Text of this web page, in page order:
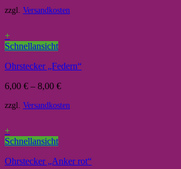
zzgl. Versandkosten
+
Schnellansicht
Ohrstecker „Federn“
6,00 € – 8,00 €
zzgl. Versandkosten
+
Schnellansicht
Ohrstecker „Anker rot“